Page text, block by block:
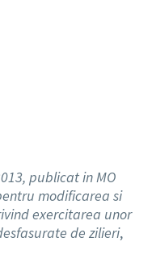
publicat in MO
modificarea si
exercitarea unor
de zilieri,